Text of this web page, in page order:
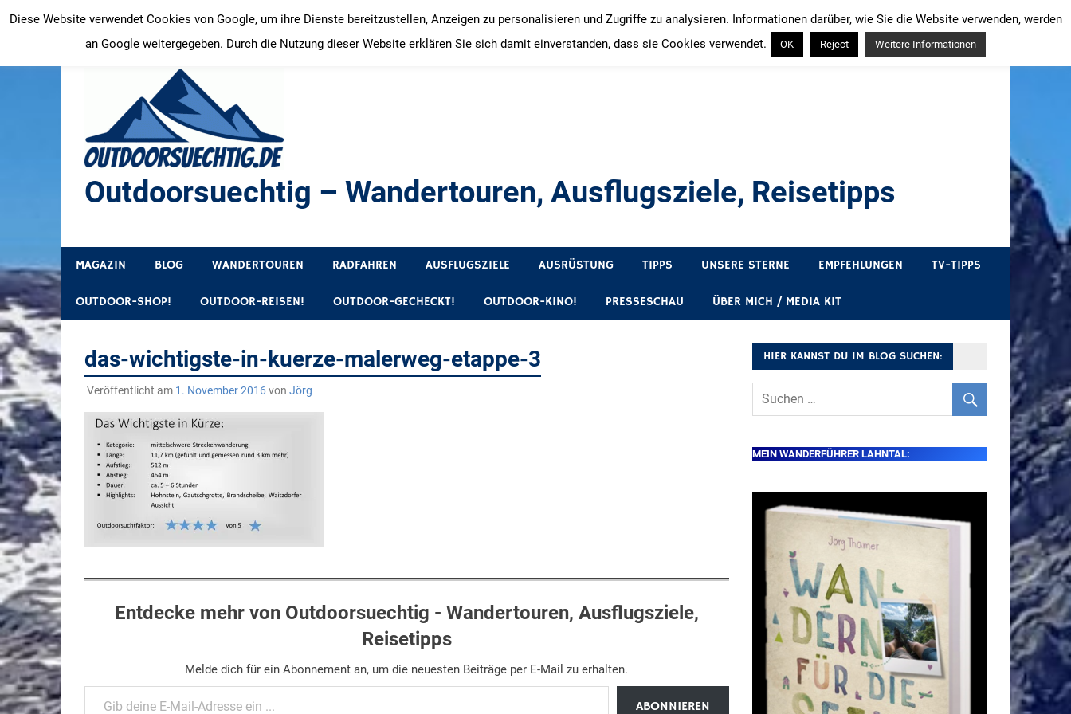
Inhalt
springen
Outdoorsuechtig – Wandertouren, Ausflugsziele, Reisetipps
MAGAZIN BLOG WANDERTOUREN RADFAHREN AUSFLUGSZIELE AUSRÜSTUNG TIPPS UNSERE STERNE EMPFEHLUNGEN TV-TIPPS
OUTDOOR-SHOP! OUTDOOR-REISEN! OUTDOOR-GECHECKT! OUTDOOR-KINO! PRESSESCHAU ÜBER MICH / MEDIA KIT
das-wichtigste-in-kuerze-malerweg-etappe-3
Veröffentlicht am 1. November 2016von Jörg
Entdecke mehr von Outdoorsuechtig - Wandertouren, Ausflugsziele,
Reisetipps
Melde dich für ein Abonnement an, um die neuesten Beiträge per E-Mail zu erhalten.
Gib deine E-Mail-Adresse ein ...
ABONNIEREN
HIER KANNST DU IM BLOG SUCHEN:
MEIN WANDERFÜHRER LAHNTAL:
Diese Website verwendet Cookies von Google, um ihre Dienste bereitzustellen, Anzeigen zu personalisieren und Zugriffe zu analysieren. Informationen darüber, wie Sie die Website verwenden, werden
an Google weitergegeben. Durch die Nutzung dieser Website erklären Sie sich damit einverstanden, dass sie Cookies verwendet.
OK Reject Weitere Informationen